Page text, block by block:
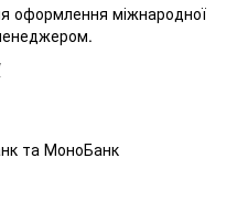
оформлення міжнародної
та МоноБанк